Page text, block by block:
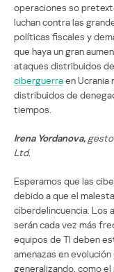
operaciones so
luchan contra las
políticas fiscales y
que haya un gran
ataques distribuidos
ciberguerraen Ucrania
distribuidos de
tiempos.
Irena Yordanova,
Ltd.
Esperamos que las
debido a que el
ciberdelincuencia. Los
serán cada vez más
equipos de TI deben
amenazas en
generalizando, como